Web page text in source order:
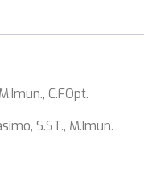
C.FOpt.
S.ST., M.Imun.